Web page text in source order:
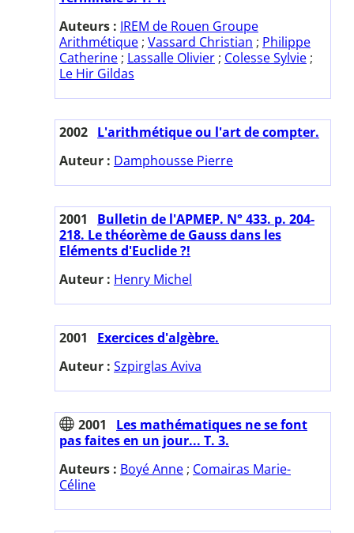
Auteurs : IREM de Rouen Groupe
Arithmétique ; Vassard Christian ; Philippe
Catherine ; Lassalle Olivier ; Colesse Sylvie ;
Le Hir Gildas
2002 L'arithmétique ou l'art de compter.
Auteur : Damphousse Pierre
2001
Bulletin de l'APMEP. N° 433. p. 204-
218. Le théorème de Gauss dans les
Eléments d'Euclide ?!
Auteur : Henry Michel
2001
Exercices d'algèbre.
Auteur : Szpirglas Aviva
2001
Les mathématiques ne se font
pas faites en un jour... T. 3.
Auteurs : Boyé Anne ; Comairas Marie-
Céline